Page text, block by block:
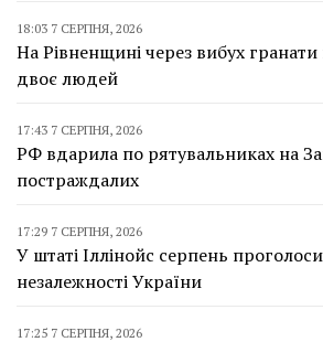
18:03 7 СЕРПНЯ, 2026
На Рівненщині через вибух
двоє людей
17:43 7 СЕРПНЯ, 2026
РФ вдарила по рятувальниках на
постраждалих
17:29 7 СЕРПНЯ, 2026
У штаті Іллінойс серпень
незалежності України
17:25 7 СЕРПНЯ, 2026